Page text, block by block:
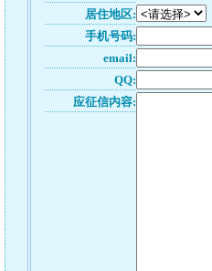
居住地区:
手机号码:
email:
QQ:
应征信内容: